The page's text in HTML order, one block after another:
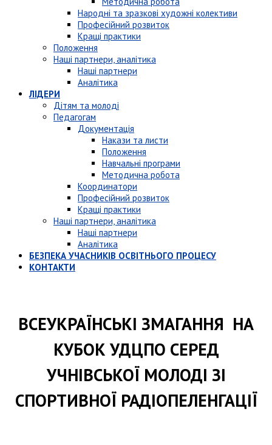
Народні та зразкові художні колективи
Професійний розвиток
Кращі практики
Положення
Наші партнери, аналітика
Наші партнери
Аналітика
ЛІДЕРИ
Дітям та молоді
Педагогам
Документація
Накази та листи
Положення
Навчальні програми
Методична робота
Координатори
Професійний розвиток
Кращі практики
Наші партнери, аналітика
Наші партнери
Аналітика
БЕЗПЕКА УЧАСНИКІВ ОСВІТНЬОГО ПРОЦЕСУ
КОНТАКТИ
ВСЕУКРАЇНСЬКІ ЗМАГАННЯ НА
КУБОК УДЦПО СЕРЕД
УЧНІВСЬКОЇ МОЛОДІ ЗІ
СПОРТИВНОЇ РАДІОПЕЛЕНГАЦІЇ